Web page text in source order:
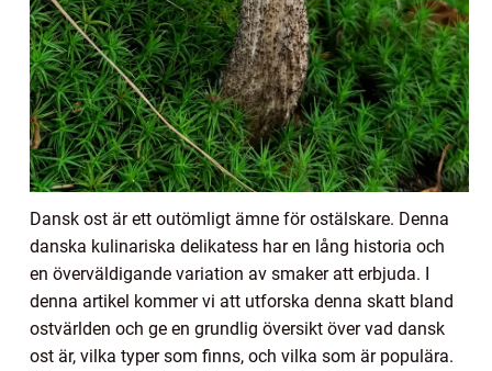
Dansk ost är ett outömligt ämne för ostälskare. Denna
danska kulinariska delikatess har en lång historia och
en överväldigande variation av smaker att erbjuda. I
denna artikel kommer vi att utforska denna skatt bland
ostvärlden och ge en grundlig översikt över vad dansk
ost är, vilka typer som finns, och vilka som är populära.